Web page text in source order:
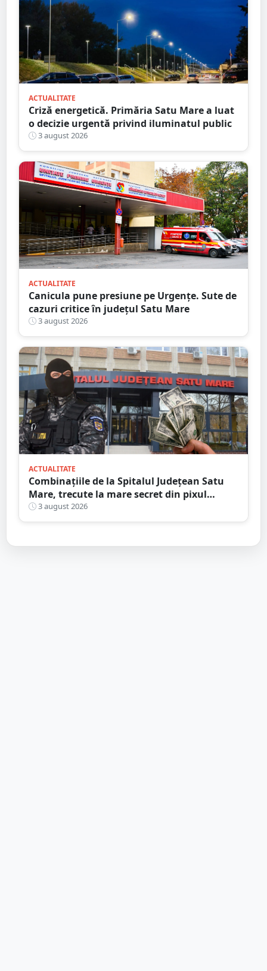
ACTUALITATE
Criză energetică. Primăria Satu Mare a luat
o decizie urgentă privind iluminatul public
3 august 2026
ACTUALITATE
Canicula pune presiune pe Urgențe. Sute de
cazuri critice în județul Satu Mare
3 august 2026
ACTUALITATE
Combinațiile de la Spitalul Județean Satu
Mare, trecute la mare secret din pixul
ministrului
3 august 2026